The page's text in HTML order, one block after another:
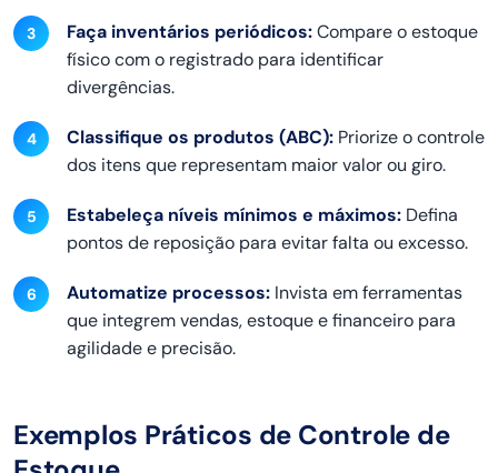
Faça inventários periódicos:Compare o estoque
físico com o registrado para identificar
divergências.
Classifique os produtos (ABC): Priorize o controle
dos itens que representam maior valor ou giro.
Estabeleça níveis mínimos e máximos: Defina
pontos de reposição para evitar falta ou excesso.
Automatize processos: Invista em ferramentas
que integrem vendas, estoque e financeiro para
agilidade e precisão.
Exemplos Práticos de Controle de